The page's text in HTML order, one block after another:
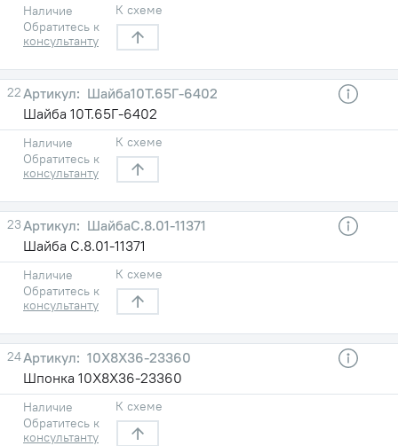
Наличие
Обратитесь к
консультанту
К схеме
22
Шайба10Т.65Г-6402
Шайба 10Т.65Г-6402
Наличие
Обратитесь к
консультанту
К схеме
23
ШайбаC.8.01-11371
Шайба C.8.01-11371
Наличие
Обратитесь к
консультанту
К схеме
24
10Х8Х36-23360
Шпонка 10Х8Х36-23360
Наличие
Обратитесь к
консультанту
К схеме